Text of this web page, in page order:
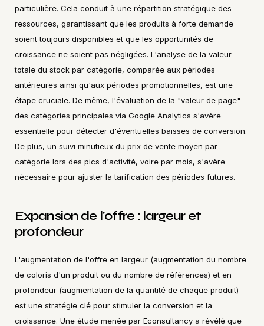
particulière. Cela conduit à une répartition stratégique des
ressources, garantissant que les produits à forte demande
soient toujours disponibles et que les opportunités de
croissance ne soient pas négligées. L'analyse de la valeur
totale du stock par catégorie, comparée aux périodes
antérieures ainsi qu'aux périodes promotionnelles, est une
étape cruciale. De même, l'évaluation de la "valeur de page"
des catégories principales via Google Analytics s'avère
essentielle pour détecter d'éventuelles baisses de conversion.
De plus, un suivi minutieux du prix de vente moyen par
catégorie lors des pics d'activité, voire par mois, s'avère
nécessaire pour ajuster la tarification des périodes futures.
Expansion de l'offre : largeur et
profondeur
L'augmentation de l'offre en largeur (augmentation du nombre
de coloris d'un produit ou du nombre de références) et en
profondeur (augmentation de la quantité de chaque produit)
est une stratégie clé pour stimuler la conversion et la
croissance. Une étude menée par Econsultancy a révélé que